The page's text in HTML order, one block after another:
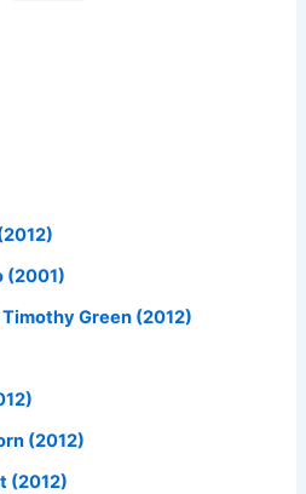
(2001)
Green (2012)
(2012)
(2012)